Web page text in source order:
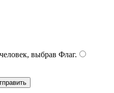
выбрав Флаг.